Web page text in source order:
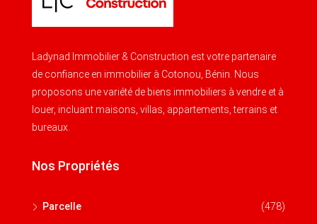
Ladynad Immobilier & Construction est votre partenaire
de confiance en immobilier à Cotonou, Bénin. Nous
proposons une variété de biens immobiliers à vendre et à
louer, incluant maisons, villas, appartements, terrains et
bureaux.
Nos Propriétés
Parcelle (478)